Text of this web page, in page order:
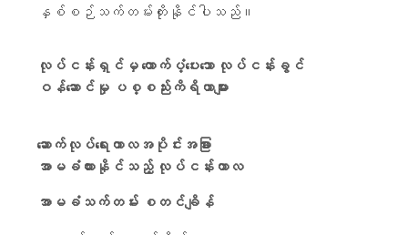
နှစ်စဉ်သက်တမ်းတိုးနိုင်ပါသည်။
လုပ်ငန်းရှင်မှ ထောက်ပံ့ပေးသော လုပ်ငန်းခွင်
ဝန်ဆောင်မှု ပစ္စည်းကိရိယာများ
ဆောက်လုပ်ရေးကာလအပိုင်းအခြား
အာမခံထားနိုင်သည့် လုပ်ငန်းကာလ
အာမခံသက်တမ်း စတင်ချိန်